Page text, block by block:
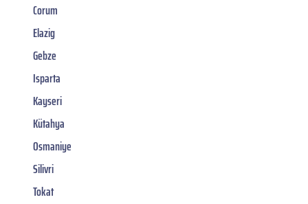
Corum
Elazig
Gebze
Isparta
Kayseri
Kütahya
Osmaniye
Silivri
Tokat